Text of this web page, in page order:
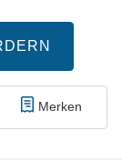
Merken